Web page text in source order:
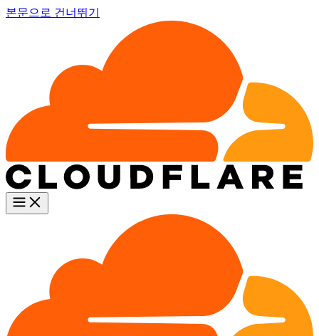
본문으로 건너뛰기